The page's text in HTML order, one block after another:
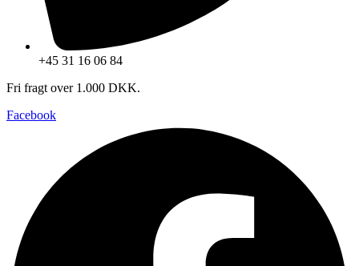
+45 31 16 06 84
Fri fragt over 1.000 DKK.
Facebook